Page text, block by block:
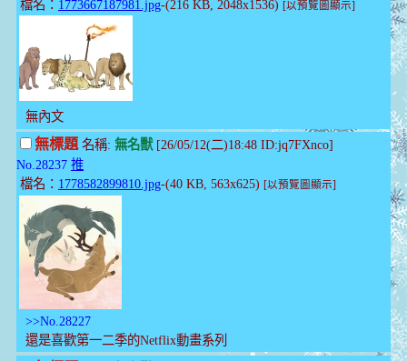
檔名： 1773667187981.jpg-(216 KB, 2048x1536) [以預覽圖顯示]
無內文
無標題名稱: 無名獸[26/05/12(二)18:48 ID:jq7FXnco]
No.28237 推
檔名： 1778582899810.jpg-(40 KB, 563x625) [以預覽圖顯示]
>>No.28227
還是喜歡第一二季的Netflix動畫系列